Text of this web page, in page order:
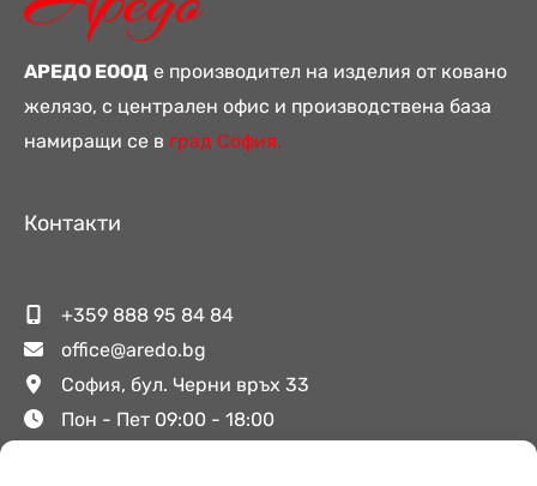
АРЕДО ЕООД е производител на изделия от ковано
желязо, с централен офис и производствена база
намиращи се в град София.
Контакти
+359 888 95 84 84
office@aredo.bg
София, бул. Черни връх 33
Пон - Пет 09:00 - 18:00